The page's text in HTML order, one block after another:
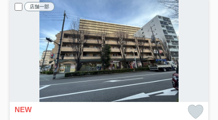
店舗一部
NEW